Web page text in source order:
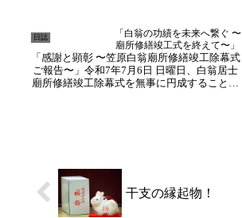
方がお参り下さいました。
住職・副住職と一緒に行事
に参加。朗々と響く和尚様
方の...
日誌
「白翁の功績を未来へ繋ぐ 〜
廟所修繕竣工式を終えて〜」
「感謝と顕彰 〜笠原白翁廟所修繕竣工除幕式
ご報告〜」令和7年7月6日 日曜日、白翁居士
廟所修繕竣工除幕式を無事に円成することが
干支の縁起物！